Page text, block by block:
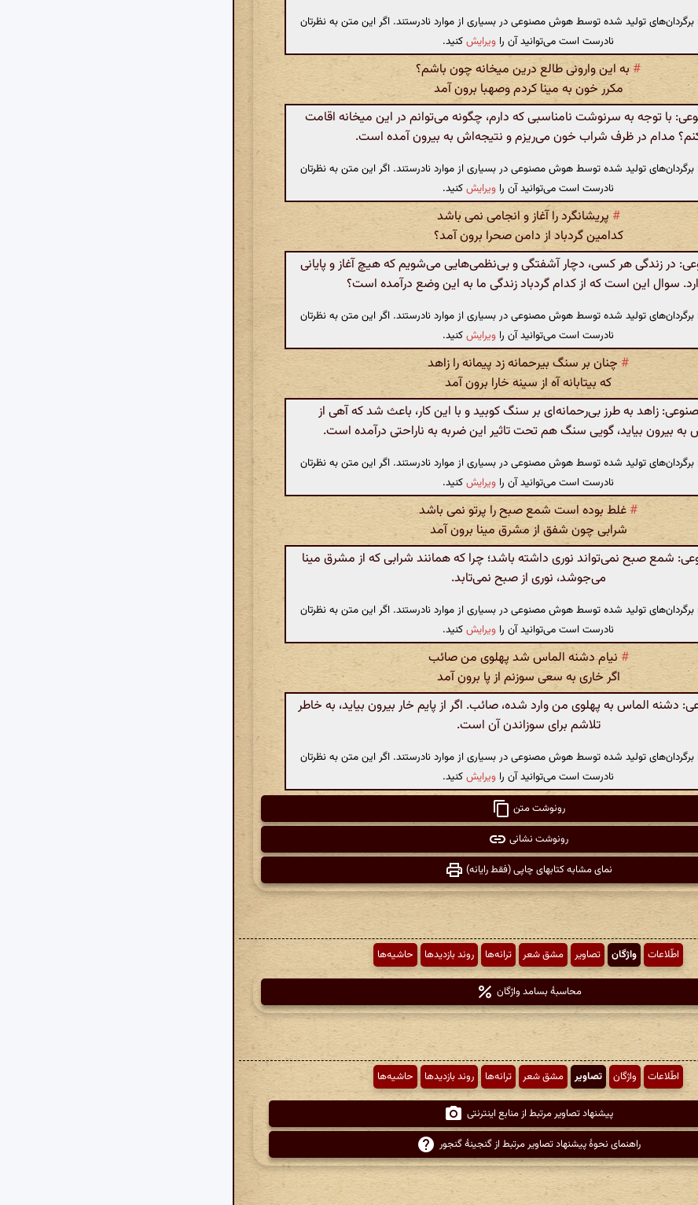
برگردان‌های تولید شده توسط هوش مصنوعی در بسیاری از موارد نادرستند. اگر این متن به نظرتان
نادرست است می‌توانید آن را ویرایشکنید.
# به این وارونی طالع درین میخانه چون باشم؟
مکرر خون به مینا کردم وصهبا برون آمد
با توجه به سرنوشت نامناسبی که دارم، چگونه می‌توانم در این میخانه اقامت
مدام در ظرف شراب خون می‌ریزم و نتیجه‌اش به بیرون آمده است.
برگردان‌های تولید شده توسط هوش مصنوعی در بسیاری از موارد نادرستند. اگر این متن به نظرتان
نادرست است می‌توانید آن را ویرایشکنید.
# پریشانگرد را آغاز و انجامی نمی باشد
کدامین گردباد از دامن صحرا برون آمد؟
در زندگی هر کسی، دچار آشفتگی و بی‌نظمی‌هایی می‌شویم که هیچ آغاز و پایانی
سوال این است که از کدام گردباد زندگی ما به این وضع درآمده است؟
برگردان‌های تولید شده توسط هوش مصنوعی در بسیاری از موارد نادرستند. اگر این متن به نظرتان
نادرست است می‌توانید آن را ویرایشکنید.
#چنان بر سنگ بیرحمانه زد پیمانه را زاهد
که بیتابانه آه از سینه خارا برون آمد
زاهد به طرز بی‌رحمانه‌ای بر سنگ کوبید و با این کار، باعث شد که آهی از
به بیرون بیاید، گویی سنگ هم تحت تاثیر این ضربه به ناراحتی درآمده است.
برگردان‌های تولید شده توسط هوش مصنوعی در بسیاری از موارد نادرستند. اگر این متن به نظرتان
نادرست است می‌توانید آن را ویرایشکنید.
# غلط بوده است شمع صبح را پرتو نمی باشد
شرابی چون شفق از مشرق مینا برون آمد
شمع صبح نمی‌تواند نوری داشته باشد؛ چرا که همانند شرابی که از مشرق مینا
می‌جوشد، نوری از صبح نمی‌تابد.
برگردان‌های تولید شده توسط هوش مصنوعی در بسیاری از موارد نادرستند. اگر این متن به نظرتان
نادرست است می‌توانید آن را ویرایشکنید.
# نیام دشنه الماس شد پهلوی من صائب
اگر خاری به سعی سوزنم از پا برون آمد
الماس به پهلوی من وارد شده، صائب. اگر از پایم خار بیرون بیاید، به خاطر
تلاشم برای سوزاندن آن است.
برگردان‌های تولید شده توسط هوش مصنوعی در بسیاری از موارد نادرستند. اگر این متن به نظرتان
نادرست است می‌توانید آن را ویرایشکنید.
رونوشت متن
رونوشت نشانی
نمای مشابه کتابهای چاپی (فقط رایانه)
اطّلاعات واژگان تصاویر مشق شعر ترانه‌ها روند بازدیدها حاشیه‌ها
محاسبهٔ بسامد واژگان
اطّلاعات واژگان تصاویر مشق شعر ترانه‌ها روند بازدیدها حاشیه‌ها
پیشنهاد تصاویر مرتبط از منابع اینترنتی
راهنمای نحوهٔ پیشنهاد تصاویر مرتبط از گنجینهٔ گنجور